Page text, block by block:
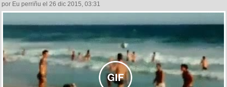
por Eu perriñu el 26 dic 2015, 03:31